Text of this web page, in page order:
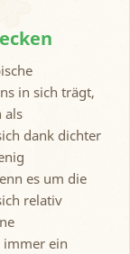
in sich trägt,
als
dank dichter
es um die
relativ
immer ein